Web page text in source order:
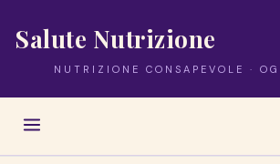
Salute Nutrizione
NUTRIZIONE CONSAPEVOLE ·